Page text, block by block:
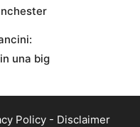
una big
Policy - Disclaimer